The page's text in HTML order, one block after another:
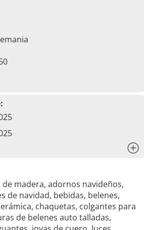
madera, adornos navideños,
de navidad, bebidas, belenes,
chaquetas, colgantes para
de belenes auto talladas,